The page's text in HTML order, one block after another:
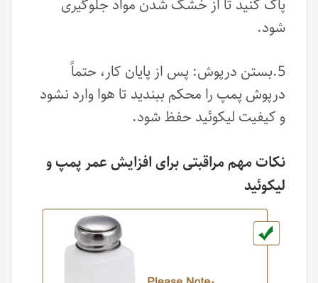
پاک کنید تا از خشک شدن مواد جلوگیری
شود.
5.بستن درپوش: پس از پایان کار، حتماً
درپوش پمپ را محکم ببندید تا هوا وارد نشود
و کیفیت لیکوئید حفظ شود.
نکات مهم مراقبتی برای افزایش عمر پمپ و
لیکوئید